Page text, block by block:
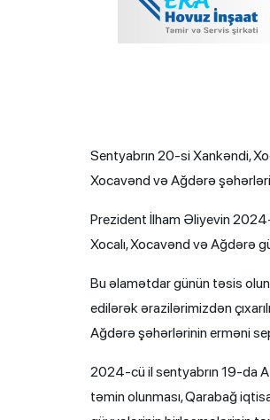
Sentyabrın 20-si Xankəndi,
Xocavənd və Ağdərə
Prezident İlham Əliyevin
Xocalı, Xocavənd və Ağdərə
Bu əlamətdar günün təsis
edilərək ərazilərimizdən
Ağdərə şəhərlərinin erməni
2024-cü il sentyabrın 19-da
təmin olunması, Qarabağ